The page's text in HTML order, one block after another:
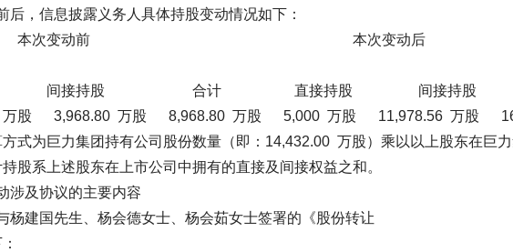
，信息披露义务人具体持股变动情况如下：
动前 本次变动后
间接持股 合计 直接持股 间接持
3,968.80 万股 8,968.80 万股 5,000 万股 11,978.56 万股
式为巨力集团持有公司股份数量（即：14,432.00 万股）乘以以上股东在巨
股系上述股东在上市公司中拥有的直接及间接权益之和。
及协议的主要内容
建国先生、杨会德女士、杨会茹女士签署的《股份转让